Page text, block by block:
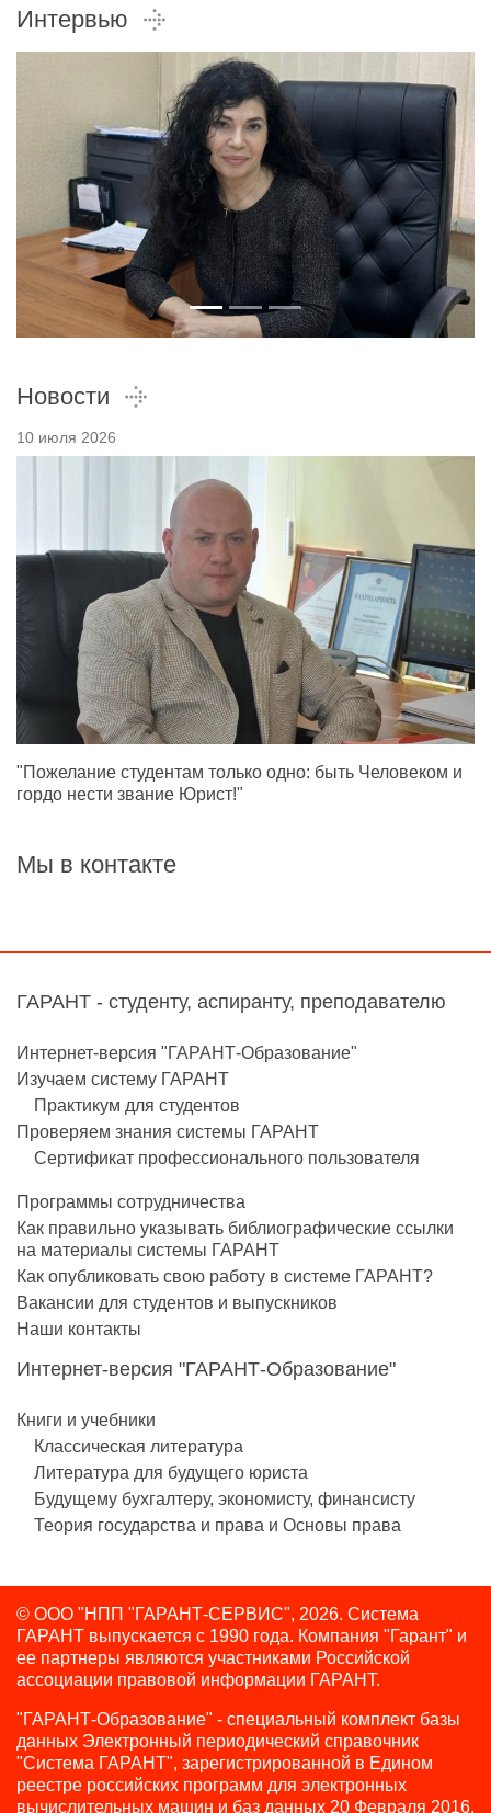
Интервью
Новости
10 июля 2026
"Пожелание студентам только одно: быть Человеком и
гордо нести звание Юрист!"
Мы в контакте
ГАРАНТ - студенту, аспиранту, преподавателю
Интернет-версия "ГАРАНТ-Образование"
Изучаем систему ГАРАНТ
Практикум для студентов
Проверяем знания системы ГАРАНТ
Сертификат профессионального пользователя
Программы сотрудничества
Как правильно указывать библиографические ссылки
на материалы системы ГАРАНТ
Как опубликовать свою работу в системе ГАРАНТ?
Вакансии для студентов и выпускников
Наши контакты
Интернет-версия "ГАРАНТ-Образование"
Книги и учебники
Классическая литература
Литература для будущего юриста
Будущему бухгалтеру, экономисту, финансисту
Теория государства и права и Основы права
© ООО "НПП "ГАРАНТ-СЕРВИС", 2026. Система
ГАРАНТ выпускается с 1990 года. Компания "Гарант" и
ее партнеры являются участниками Российской
ассоциации правовой информации ГАРАНТ.
"ГАРАНТ-Образование" - специальный комплект базы
данных Электронный периодический справочник
"Система ГАРАНТ", зарегистрированной в Едином
реестре российских программ для электронных
вычислительных машин и баз данных 20 Февраля 2016,